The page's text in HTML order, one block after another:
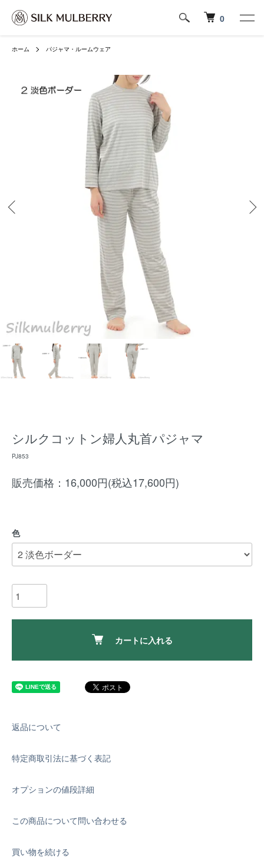
0
ホーム パジャマ・ルームウェア
シルクコットン婦人丸首パジャマ
PJ853
販売価格：16,000円(税込17,600円)
色
カートに入れる
返品について
特定商取引法に基づく表記
オプションの値段詳細
この商品について問い合わせる
買い物を続ける